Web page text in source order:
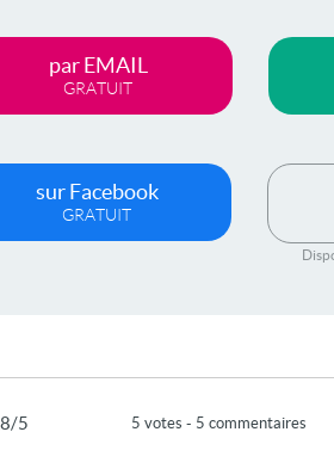
par EMAIL
GRATUIT
sur Facebook
GRATUIT
5 5 votes - 5 commentaires